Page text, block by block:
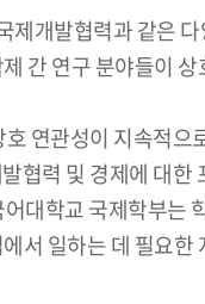
제개발협력과 같은
간 연구 분야들이
연관성이 지속적으
협력 및 경제에 대한
대학교 국제학부는
서 일하는 데 필요한